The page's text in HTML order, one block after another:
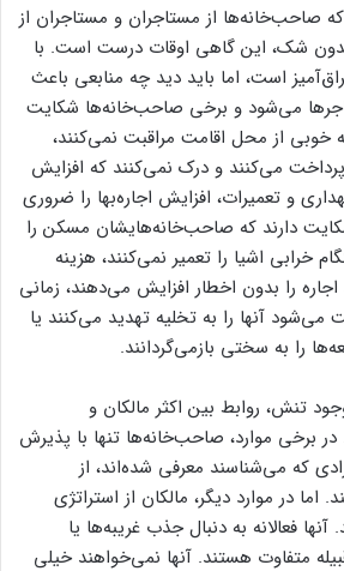
صاحب‌خانه‌‌‌‌ها از مستاجران و مستاجران از
شک، این گاهی اوقات درست است. با
است، اما باید دید چه منابعی باعث
می‌شود و برخی صاحب‌خانه‌‌‌‌ها شکایت
خوبی از محل اقامت مراقبت نمی‌‌‌‌کنند،
پرداخت می‌کنند و درک نمی‌‌‌‌کنند که افزایش
و تعمیرات، افزایش اجاره‌‌‌‌بها را ضروری
دارند که صاحب‌خانه‌‌‌‌هایشان مسکن را
خرابی اشیا را تعمیر نمی‌‌‌‌کنند، هزینه
را بدون اخطار افزایش می‌دهند، زمانی
می‌شود آنها را به تخلیه تهدید می‌کنند یا
را به سختی بازمی‌‌‌‌گردانند.
تنش، روابط بین اکثر مالکان و
برخی موارد، صاحب‌خانه‌‌‌‌ها تنها با پذیرش
که می‌شناسند معرفی شده‌‌‌‌اند، از
در موارد دیگر، مالکان از استراتژی
فعالانه به دنبال جذب غریبه‌‌‌‌ها یا
متفاوت هستند. آنها نمی‌‌‌‌خواهند خیلی